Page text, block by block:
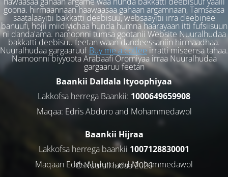
goona. hirmaannaan haawaasaa gahaan argamnaan, Tamsaasa
saatalaayitii bakkatti deebisuu, websaayitii irra deebinee
banuufi, hojii miidiyichaa hunda humna haarayaan itti fufsiisuun
ni danda'ama. namoonni tumsa gootanii Website Nuuralhudaa
bakkatti deebisuu feetan waan dandeessaniin hirmaadhaa.
Nuuralhudaa gargaaruufBuy me a coffeeirratti miseensa tahaa.
Namoonni biyyoota Arabaafi Oromiyaa irraa Nuuralhudaa
gargaaruu feetan
Baankii Daldala Ityoophiyaa
Lakkofsa herrega Baankii: 1000649659908
Maqaa: Edris Abduro and Mohammedawol
Baankii Hijraa
Lakkofsa herrega baankii 1007128830001
Maqaan Edris Abduro and Muhammedawol
© NuuralHudaa 2026